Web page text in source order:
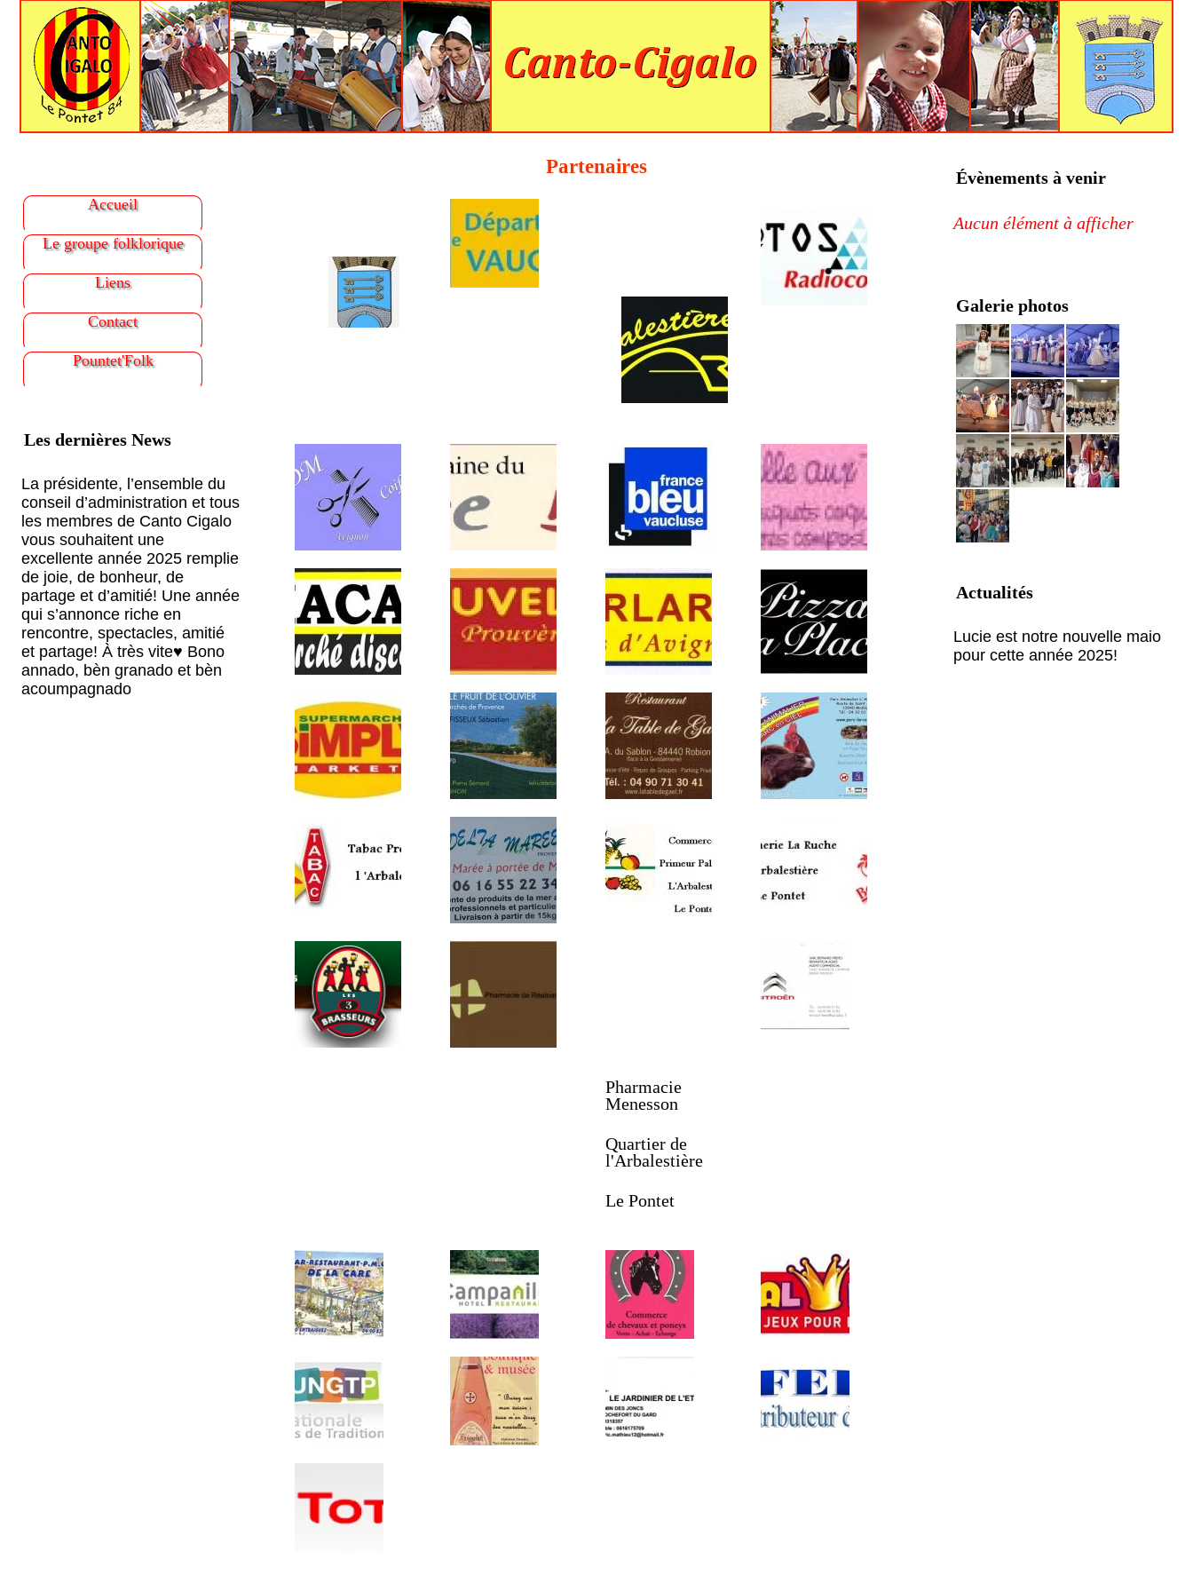
Accueil
Le groupe folklorique
Liens
Contact
Pountet'Folk
Les dernières News
La présidente, l’ensemble du
conseil d’administration et tous
les membres de Canto Cigalo
vous souhaitent une
excellente année 2025 remplie
de joie, de bonheur, de
partage et d’amitié! Une année
qui s’annonce riche en
rencontre, spectacles, amitié
et partage! À très vite♥️ Bono
annado, bèn granado et bèn
acoumpagnado
Évènements à venir
Aucun élément à afficher
Galerie photos
Actualités
Lucie est notre nouvelle maio
pour cette année 2025!
Partenaires
Pharmacie
Menesson
Quartier de
l'Arbalestière
Le Pontet